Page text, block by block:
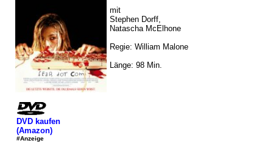
mit
Stephen Dorff,
Natascha McElhone
Regie: William Malone
Länge: 98 Min.
DVD kaufen
(Amazon)
#Anzeige